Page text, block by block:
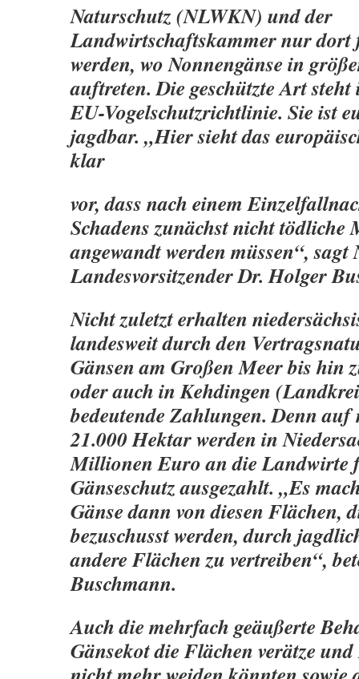
Naturschutz (NLWKN) und der
Landwirtschaftskammer nur dort
werden, wo Nonnengänse in
auftreten. Die geschützte Art
EU-Vogelschutzrichtlinie. Sie ist
jagdbar. „Hier sieht das
klar
vor, dass nach einem
Schadens zunächst nicht tödliche
angewandt werden müssen“,
Landesvorsitzender Dr. Holger
Nicht zuletzt erhalten
landesweit durch den
Gänsen am Großen Meer bis hin
oder auch in Kehdingen
bedeutende Zahlungen. Denn
21.000 Hektar werden in
Millionen Euro an die Landwirte
Gänseschutz ausgezahlt. „Es
Gänse dann von diesen Flächen,
bezuschusst werden, durch
andere Flächen zu vertreiben“,
Buschmann.
Auch die mehrfach geäußerte
Gänsekot die Flächen verätze